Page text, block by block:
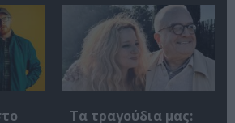
Τα τραγούδια μας: